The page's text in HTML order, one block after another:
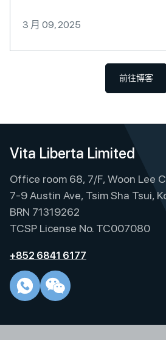
3 月 09, 2025
前往博客
Vita Liberta Limited
Office room 68, 7/F, Woon Lee
7-9 Austin Ave, Tsim Sha Tsui,
BRN 71319262
TCSP License No. TC007080
+852 6841 6177